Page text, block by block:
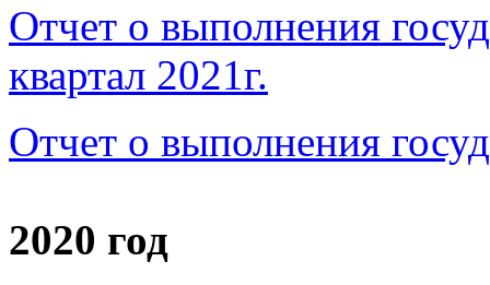
Отчет о выполнения
квартал 2021г.
Отчет о выполнения
2020 год